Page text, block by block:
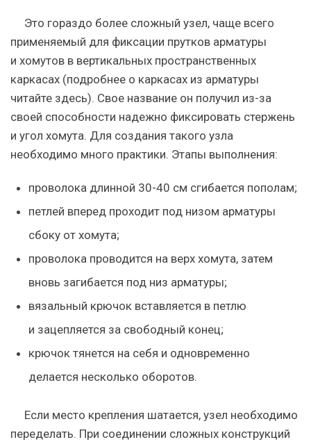
Это гораздо более сложный узел, чаще всего
применяемый для фиксации прутков арматуры
и хомутов в вертикальных пространственных
каркасах (подробнее о каркасах из арматуры
читайте здесь). Свое название он получил из-за
своей способности надежно фиксировать стержень
и угол хомута. Для создания такого узла
необходимо много практики. Этапы выполнения:
проволока длинной 30-40 см сгибается пополам;
петлей вперед проходит под низом арматуры
сбоку от хомута;
проволока проводится на верх хомута, затем
вновь загибается под низ арматуры;
вязальный крючок вставляется в петлю
и зацепляется за свободный конец;
крючок тянется на себя и одновременно
делается несколько оборотов.
Если место крепления шатается, узел необходимо
переделать. При соединении сложных конструкций